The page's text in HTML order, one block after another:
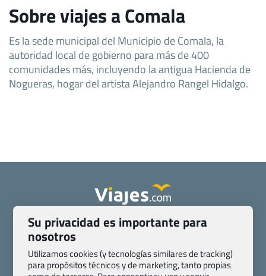
Sobre viajes a Comala
Es la sede municipal del Municipio de Comala, la
autoridad local de gobierno para más de 400
comunidades más, incluyendo la antigua Hacienda de
Nogueras, hogar del artista Alejandro Rangel Hidalgo.
Quienes somos
Contacto
Pasaporte, Visado, Salud y otras disposiciones específicas
Blog de Viajes.com
Registro de agencias
Preguntas frecuentes
Condiciones generales
Su privacidad es importante para
nosotros
Utilizamos cookies (y tecnologías similares de tracking)
para propósitos técnicos y de marketing, tanto propias